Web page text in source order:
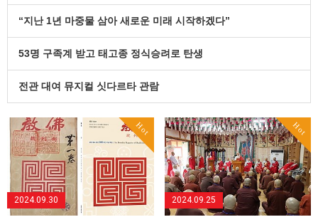
“지난 1년 마중물 삼아 새로운 미래 시작하겠다”
53명 구족계 받고 태고종 정식승려로 탄생
전관 대여 뮤지컬 싯다르타 관람
Hot
2024.09.30
Hot
2024.09.25